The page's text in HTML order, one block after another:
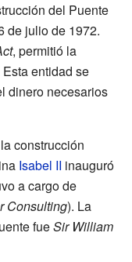
del Puente
de julio de 1972.
, permitió la
Esta entidad se
dinero necesarios
construcción
Isabel II inauguró
a cargo de
Consulting). La
fueSir William